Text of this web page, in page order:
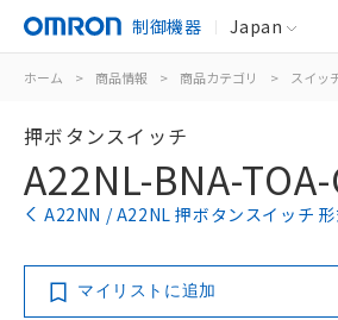
制御機器 Japan
ホーム > 商品情報 > 商品カテゴリ > スイッ
押ボタンスイッチ
A22NL-BNA-
A22NN / A22NL 押ボタンスイッチ
マイリストに追加